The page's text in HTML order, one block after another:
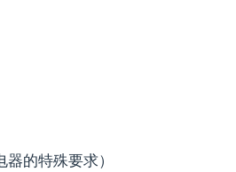
的特殊要求）